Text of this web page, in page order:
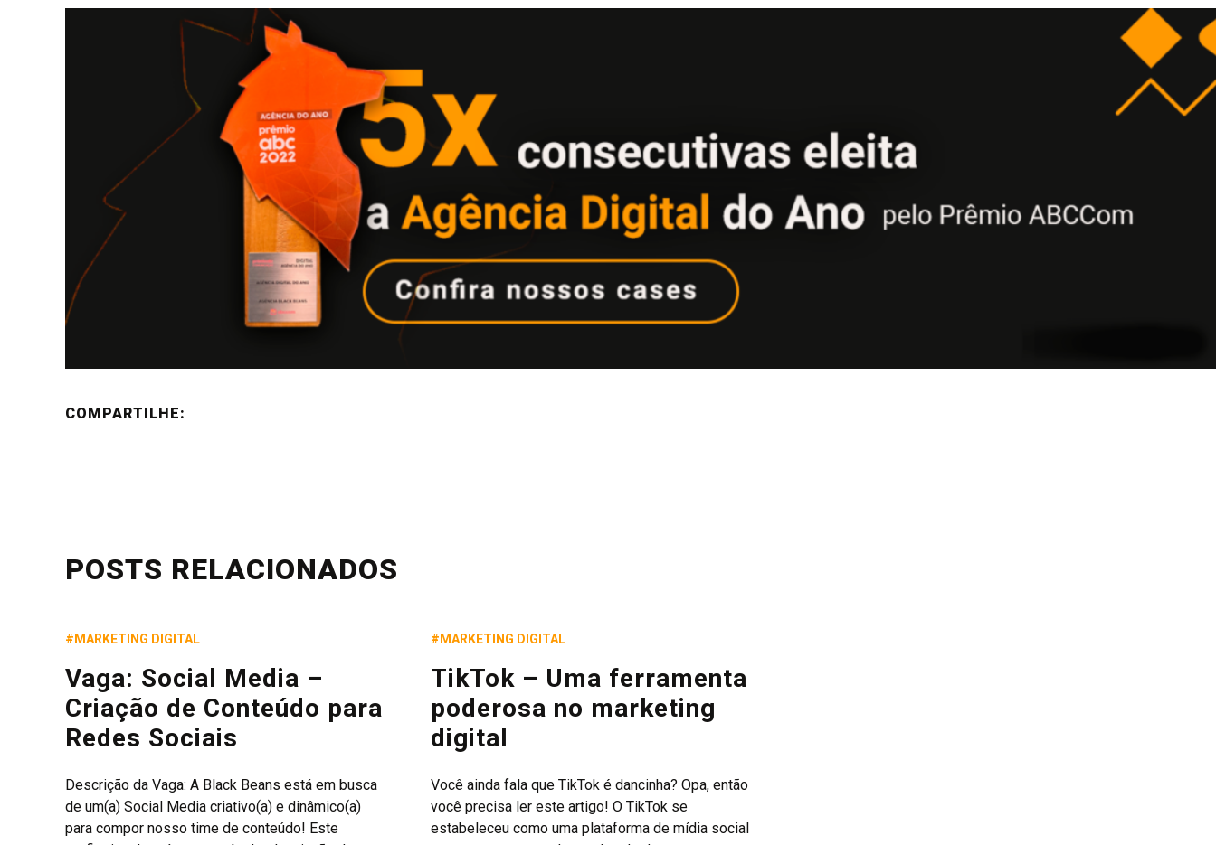
COMPARTILHE:
POSTS RELACIONADOS
#MARKETING DIGITAL
Vaga: Social Media –
Criação de Conteúdo para
Redes Sociais
Descrição da Vaga: A Black Beans está em busca
de um(a) Social Media criativo(a) e dinâmico(a)
para compor nosso time de conteúdo! Este
#MARKETING DIGITAL
TikTok – Uma ferramenta
poderosa no marketing
digital
Você ainda fala que TikTok é dancinha? Opa, então
você precisa ler este artigo! O TikTok se
estabeleceu como uma plataforma de mídia social